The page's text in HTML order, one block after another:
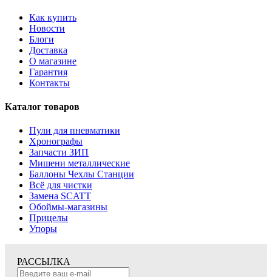
Как купить
Новости
Блоги
Доставка
О магазине
Гарантия
Контакты
Каталог товаров
Пули для пневматики
Хронографы
Запчасти ЗИП
Мишени металлические
Баллоны Чехлы Станции
Всё для чистки
Замена SCATT
Обоймы-магазины
Прицелы
Упоры
РАССЫЛКА